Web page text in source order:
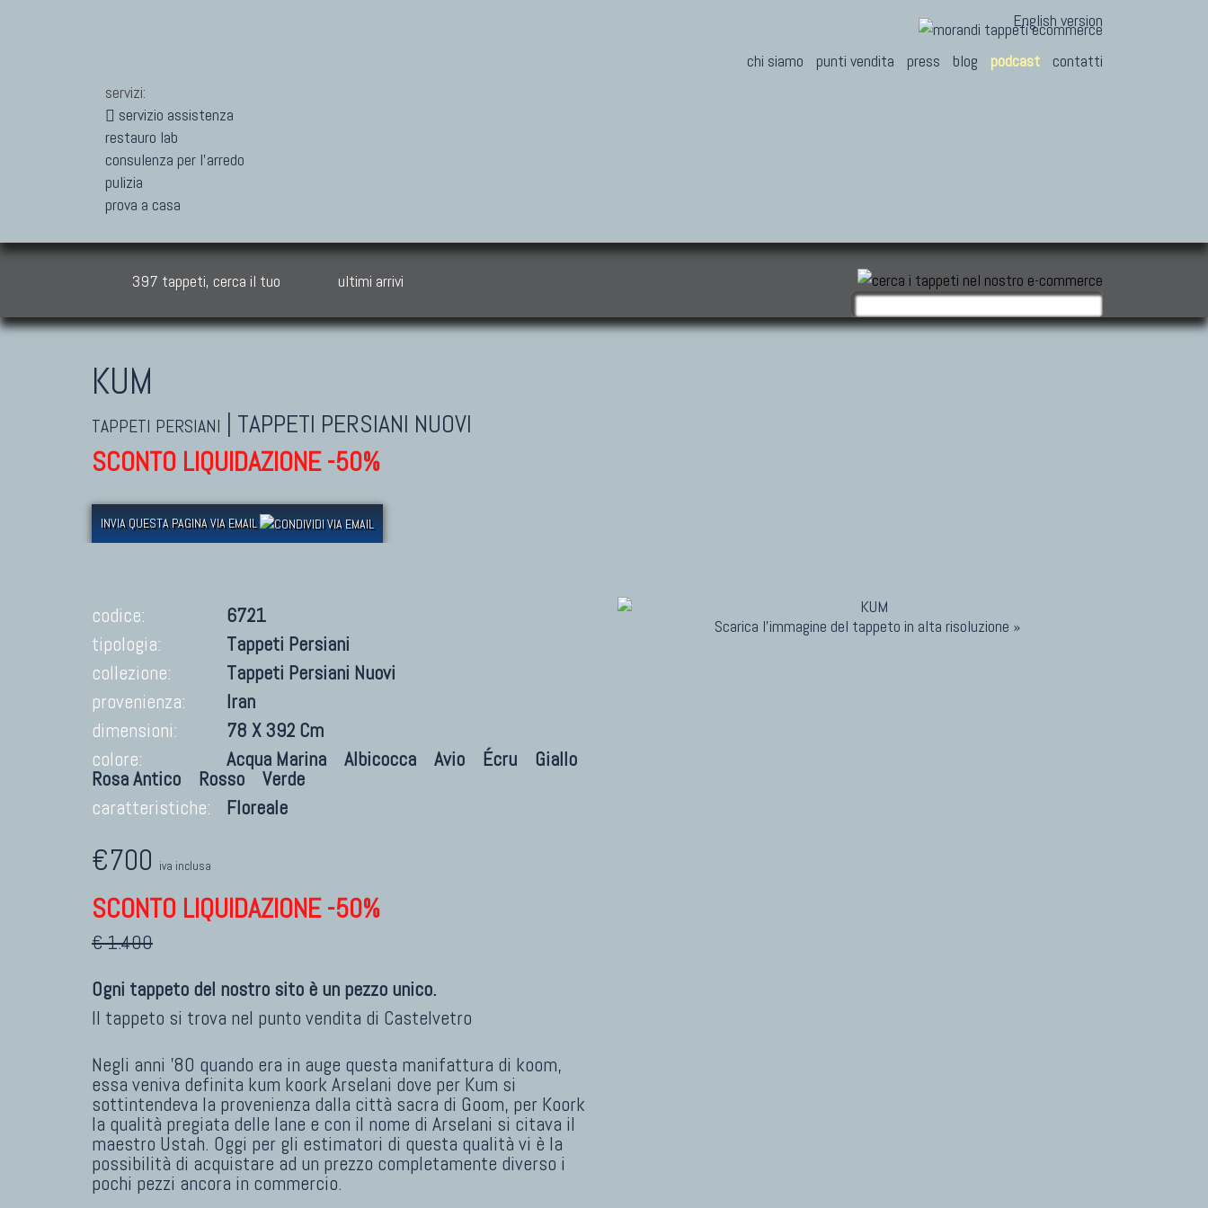
servizi:
servizio assistenza
restauro lab
consulenza per l'arredo
pulizia
prova a casa
English version
chi siamo
punti vendita press blog podcast contatti
397 tappeti, cerca il tuo ultimi arrivi
KUM
TAPPETI PERSIANI TAPPETI PERSIANI NUOVI
SCONTO LIQUIDAZIONE -50%
INVIA QUESTA PAGINA VIA EMAIL
Scarica l'immagine del tappeto in alta risoluzione »
codice:
6721
tipologia:
Tappeti Persiani
collezione:
Tappeti Persiani Nuovi
provenienza:
Iran
dimensioni:
78 X 392 Cm
colore:
Acqua Marina Albicocca Avio Écru
Giallo
Rosa Antico
Rosso
Verde
caratteristiche:
Floreale
€700 iva inclusa
SCONTO LIQUIDAZIONE -50%
€ 1.400
Ogni tappeto del nostro sito è un pezzo unico.
Il tappeto si trova nel punto vendita di Castelvetro
Negli anni '80 quando era in auge questa manifattura di koom,
essa veniva definita kum koork Arselani dove per Kum si
sottintendeva la provenienza dalla città sacra di Goom, per Koork
la qualità pregiata delle lane e con il nome di Arselani si citava il
maestro Ustah. Oggi per gli estimatori di questa qualità vi è la
possibilità di acquistare ad un prezzo completamente diverso i
pochi pezzi ancora in commercio.